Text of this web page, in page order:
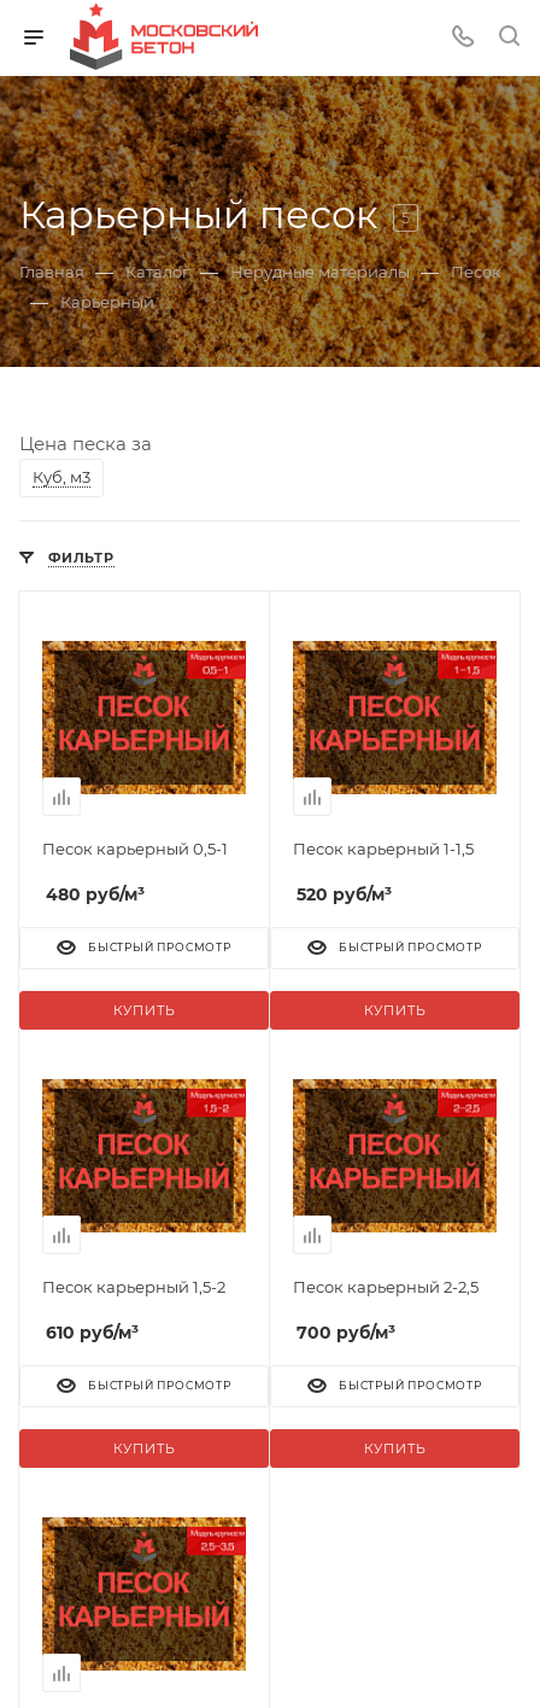
Карьерный песок 5
Главная — Каталог — Нерудные материалы — Песок
— Карьерный
Цена песка за
Куб, м3
ФИЛЬТР
Песок карьерный 0,5-1
480 руб/м³
КУПИТЬ
БЫСТРЫЙ ПРОСМОТР
Песок карьерный 1-1,5
520 руб/м³
КУПИТЬ
БЫСТРЫЙ ПРОСМОТР
Песок карьерный 1,5-2
610 руб/м³
КУПИТЬ
БЫСТРЫЙ ПРОСМОТР
Песок карьерный 2-2,5
700 руб/м³
КУПИТЬ
БЫСТРЫЙ ПРОСМОТР